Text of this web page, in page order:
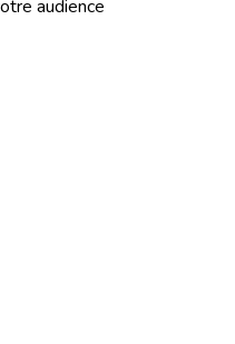
audience